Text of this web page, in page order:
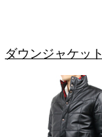
ダウンジャケット